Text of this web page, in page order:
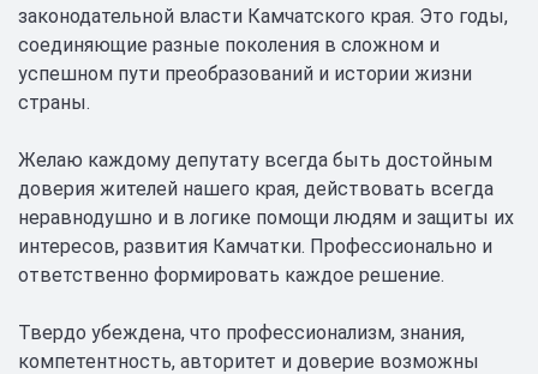
законодательной власти Камчатского края. Это годы,
соединяющие разные поколения в сложном и
успешном пути преобразований и истории жизни
страны.
Желаю каждому депутату всегда быть достойным
доверия жителей нашего края, действовать всегда
неравнодушно и в логике помощи людям и защиты их
интересов, развития Камчатки. Профессионально и
ответственно формировать каждое решение.
Твердо убеждена, что профессионализм, знания,
компетентность, авторитет и доверие возможны